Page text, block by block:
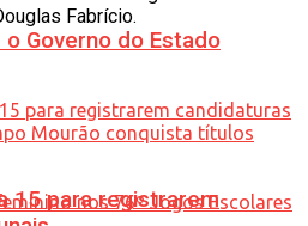
Governo do Estado
Fabrício.
15 para registrarem